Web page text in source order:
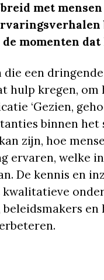
met
momenten
een
hulp kregen, om
‘Gezien,
binnen
zijn, hoe
ervaren, welke
De kennis en